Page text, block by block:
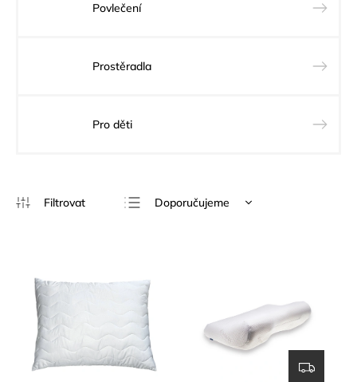
Povlečení
Prostěradla
Pro děti
Doporučujeme